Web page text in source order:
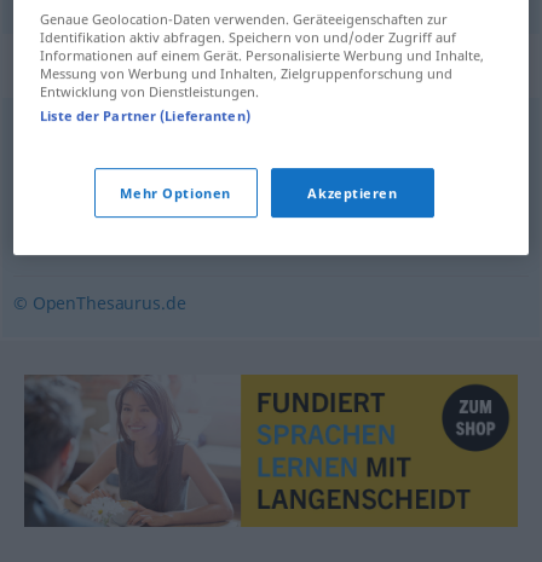
Synonyme für "gestatten"
bewilligen erlauben ermöglichen zulassen
© OpenThesaurus.de
Genaue Geolocation-Daten verwenden. Geräteeigenschaften zur
Identifikation aktiv abfragen. Speichern von und/oder Zugriff auf
Informationen auf einem Gerät. Personalisierte Werbung und Inhalte,
Messung von Werbung und Inhalten, Zielgruppenforschung und
Entwicklung von Dienstleistungen.
Liste der Partner (Lieferanten)
Mehr Optionen Akzeptieren